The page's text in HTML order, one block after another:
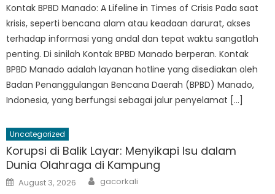
Kontak BPBD Manado: A Lifeline in Times of Crisis Pada saat
krisis, seperti bencana alam atau keadaan darurat, akses
terhadap informasi yang andal dan tepat waktu sangatlah
penting. Di sinilah Kontak BPBD Manado berperan. Kontak
BPBD Manado adalah layanan hotline yang disediakan oleh
Badan Penanggulangan Bencana Daerah (BPBD) Manado,
Indonesia, yang berfungsi sebagai jalur penyelamat […]
Uncategorized
Korupsi di Balik Layar: Menyikapi Isu dalam
Dunia Olahraga di Kampung
Posted
on
August 3, 2026 Author
gacorkali